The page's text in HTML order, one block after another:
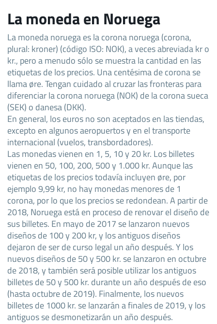
La moneda en Noruega
La moneda noruega es la corona noruega (corona,
plural: kroner) (código ISO: NOK), a veces abreviada kr o
kr., pero a menudo sólo se muestra la cantidad en las
etiquetas de los precios. Una centésima de corona se
llama øre. Tengan cuidado al cruzar las fronteras para
diferenciar la corona noruega (NOK) de la corona sueca
(SEK) o danesa (DKK).
En general, los euros no son aceptados en las tiendas,
excepto en algunos aeropuertos y en el transporte
internacional (vuelos, transbordadores).
Las monedas vienen en 1, 5, 10 y 20 kr. Los billetes
vienen en 50, 100, 200, 500 y 1.000 kr. Aunque las
etiquetas de los precios todavía incluyen øre, por
ejemplo 9,99 kr, no hay monedas menores de 1
corona, por lo que los precios se redondean. A partir de
2018, Noruega está en proceso de renovar el diseño de
sus billetes. En mayo de 2017 se lanzaron nuevos
diseños de 100 y 200 kr, y los antiguos diseños
dejaron de ser de curso legal un año después. Y los
nuevos diseños de 50 y 500 kr. se lanzaron en octubre
de 2018, y también será posible utilizar los antiguos
billetes de 50 y 500 kr. durante un año después de eso
(hasta octubre de 2019). Finalmente, los nuevos
billetes de 1000 kr. se lanzarán a finales de 2019, y los
antiguos se desmonetizarán un año después.